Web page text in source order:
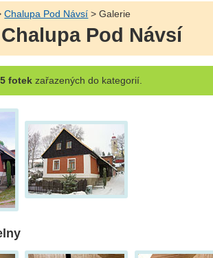
Chalupa Pod Návsí > Galerie
Pod Návsí
fotekzařazených do kategorií.